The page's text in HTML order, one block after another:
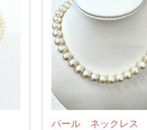
パール ネックレス